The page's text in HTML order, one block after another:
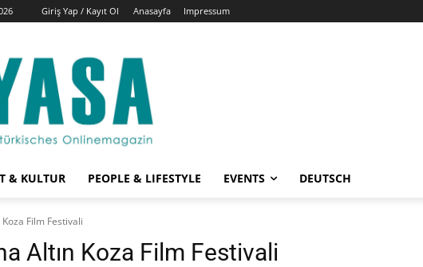
Giriş Yap / Kayıt Ol Anasayfa Impressum
& KULTUR PEOPLE & LIFESTYLE EVENTS DEUTSCH
Film Festivali
Altın Koza Film Festivali